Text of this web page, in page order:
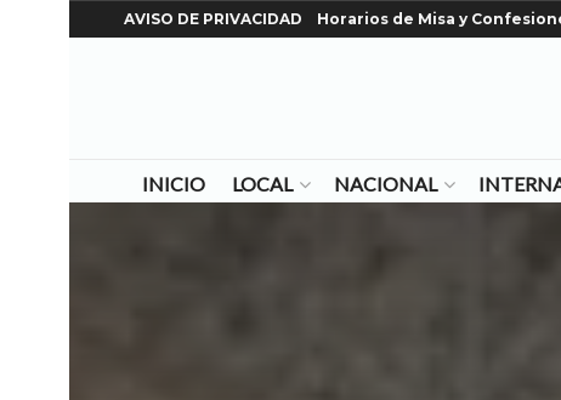
AVISO DE PRIVACIDAD Horarios de Misa y
INICIO LOCAL NACIONAL